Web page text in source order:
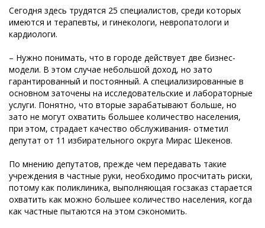
Сегодня здесь трудятся 25 специалистов, среди которых
имеются и терапевты, и гинекологи, невропатологи и
кардиологи.
– Нужно понимать, что в городе действует две бизнес-
модели. В этом случае небольшой доход, но зато
гарантированный и постоянный. А специализированные в
основном заточены на исследовательские и лабораторные
услуги. Понятно, что вторые зарабатывают больше, но
зато не могут охватить большее количество населения,
при этом, страдает качество обслуживания- отметил
депутат от 11 избирательного округа Мирас Шекенов.
По мнению депутатов, прежде чем передавать такие
учреждения в частные руки, необходимо просчитать риски,
потому как поликлиника, выполняющая госзаказ старается
охватить как можно большее количество населения, когда
как частные пытаются на этом сэкономить.